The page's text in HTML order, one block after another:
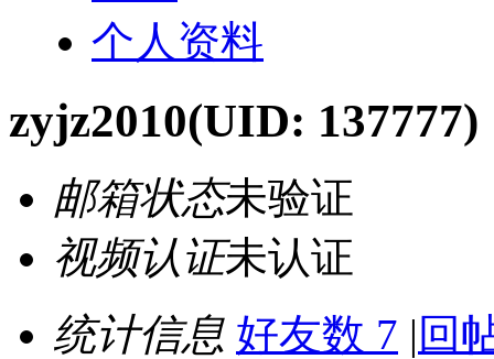
个人资料
zyjz2010(UID: 137777)
邮箱状态未验证
视频认证未认证
统计信息 好友数 7 | 回